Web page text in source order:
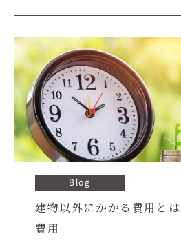
Blog
建物以外にかかる費用と
費用